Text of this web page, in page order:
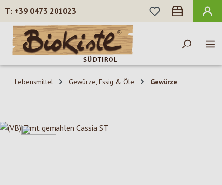
Zum Hauptinhalt springen
+39 0473 201023
DU HAST 0
Lebensmittel Gewürze, Essig & Öle Gewürze
Bildergalerie überspringen